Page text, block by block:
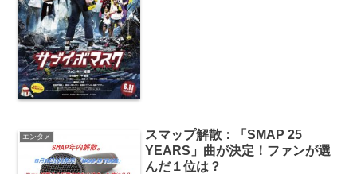
エンタメ
スマップ解散：「SMAP 25
YEARS」曲が決定！ファンが選
んだ１位は？